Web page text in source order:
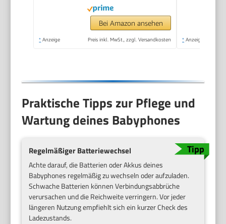
Bei Amazon ansehen
* Anzeige Preis inkl. MwSt., zzgl. Versandkosten * Anzeige
Praktische Tipps zur Pflege und
Wartung deines Babyphones
Regelmäßiger Batteriewechsel
Achte darauf, die Batterien oder Akkus deines
Babyphones regelmäßig zu wechseln oder aufzuladen.
Schwache Batterien können Verbindungsabbrüche
verursachen und die Reichweite verringern. Vor jeder
längeren Nutzung empfiehlt sich ein kurzer Check des
Ladezustands.